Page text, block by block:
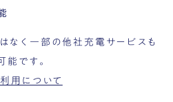
なく一部の他社充電サービスも
能です。
用について